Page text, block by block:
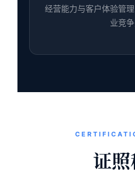
经营能力与客户体验管
业竞争
证